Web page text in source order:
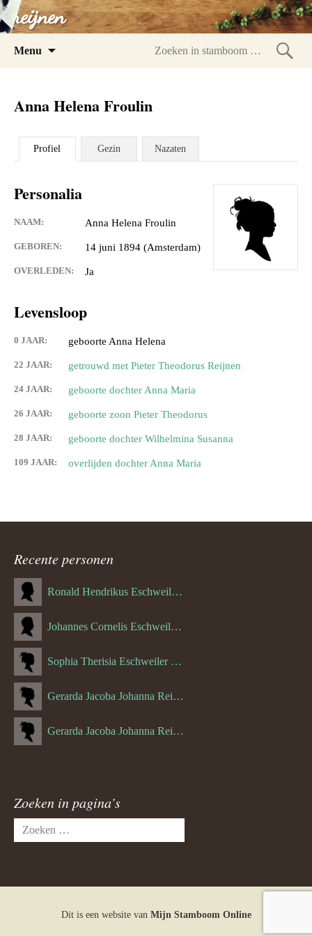
reijnen
Menu
Anna Helena Froulin
Profiel Gezin Nazaten
Personalia
NAAM: Anna Helena Froulin
GEBOREN: 14 juni 1894 (Amsterdam)
OVERLEDEN: Ja
Levensloop
0 JAAR: geboorte Anna Helena
22 JAAR: getrouwd met Pieter Theodorus Reijnen
24 JAAR: geboorte dochter Anna Maria
26 JAAR: geboorte zoon Pieter Theodorus
28 JAAR: geboorte dochter Wilhelmina Susanna
109 JAAR: overlijden dochter Anna Maria
Recente personen
Ronald Hendrikus Eschweiler (04-12-1957)
Johannes Cornelis Eschweiler (06-10-1927)
Sophia Therisia Eschweiler (05-07-1923)
Gerarda Jacoba Johanna Reijnen (27-10-1908)
Gerarda Jacoba Johanna Reijnen (10-04-1910)
Zoeken in pagina’s
Zoeken
naar:
Dit is een website van Mijn Stamboom Online